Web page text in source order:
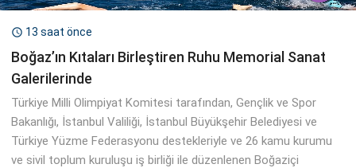
 13 saat önce
Boğaz’ın Kıtaları Birleştiren Ruhu Memorial Sanat
Galerilerinde
Türkiye Milli Olimpiyat Komitesi tarafından, Gençlik ve Spor
Bakanlığı, İstanbul Valiliği, İstanbul Büyükşehir Belediyesi ve
Türkiye Yüzme Federasyonu destekleriyle ve 26 kamu kurumu
ve sivil toplum kuruluşu iş birliği ile düzenlenen Boğaziçi